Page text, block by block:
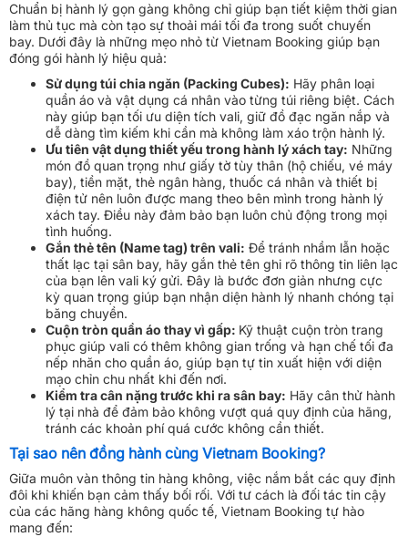
Chuẩn bị hành lý gọn gàng không chỉ giúp bạn tiết kiệm thời gian
làm thủ tục mà còn tạo sự thoải mái tối đa trong suốt chuyến
bay. Dưới đây là những mẹo nhỏ từ Vietnam Booking giúp bạn
đóng gói hành lý hiệu quả:
Sử dụng túi chia ngăn (Packing Cubes): Hãy phân loại
quần áo và vật dụng cá nhân vào từng túi riêng biệt. Cách
này giúp bạn tối ưu diện tích vali, giữ đồ đạc ngăn nắp và
dễ dàng tìm kiếm khi cần mà không làm xáo trộn hành lý.
Ưu tiên vật dụng thiết yếu trong hành lý xách tay: Những
món đồ quan trọng như giấy tờ tùy thân (hộ chiếu, vé máy
bay), tiền mặt, thẻ ngân hàng, thuốc cá nhân và thiết bị
điện tử nên luôn được mang theo bên mình trong hành lý
xách tay. Điều này đảm bảo bạn luôn chủ động trong mọi
tình huống.
Gắn thẻ tên (Name tag) trên vali: Để tránh nhầm lẫn hoặc
thất lạc tại sân bay, hãy gắn thẻ tên ghi rõ thông tin liên lạc
của bạn lên vali ký gửi. Đây là bước đơn giản nhưng cực
kỳ quan trọng giúp bạn nhận diện hành lý nhanh chóng tại
băng chuyền.
Cuộn tròn quần áo thay vì gấp: Kỹ thuật cuộn tròn trang
phục giúp vali có thêm không gian trống và hạn chế tối đa
nếp nhăn cho quần áo, giúp bạn tự tin xuất hiện với diện
mạo chỉn chu nhất khi đến nơi.
Kiểm tra cân nặng trước khi ra sân bay: Hãy cân thử hành
lý tại nhà để đảm bảo không vượt quá quy định của hãng,
tránh các khoản phí quá cước không cần thiết.
Tại sao nên đồng hành cùng Vietnam Booking?
Giữa muôn vàn thông tin hàng không, việc nắm bắt các quy định
đôi khi khiến bạn cảm thấy bối rối. Với tư cách là đối tác tin cậy
của các hãng hàng không quốc tế, Vietnam Booking tự hào
mang đến: